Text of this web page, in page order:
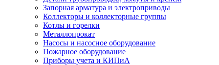
Запорная арматура и электроприводы
Коллекторы и коллекторные группы
Котлы и горелки
Металлопрокат
Насосы и насосное оборудование
Пожарное оборудование
Приборы учета и КИПиА